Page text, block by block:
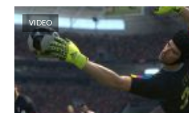
VIDEO